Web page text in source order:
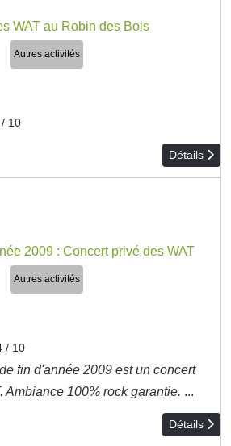
WAT au Robin des Bois
Autres activités
10
Détails
2009 : Concert privé des WAT
Autres activités
/ 10
fin d'année 2009 est un concert
Ambiance 100% rock garantie. ...
Détails